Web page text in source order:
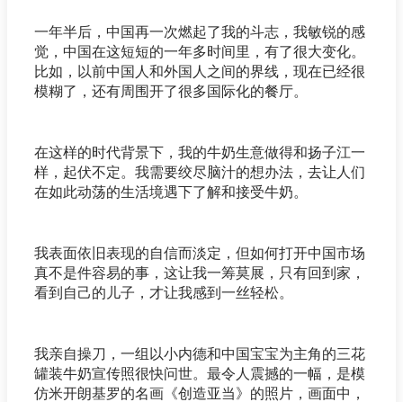
一年半后，中国再一次燃起了我的斗志，我敏锐的感
觉，中国在这短短的一年多时间里，有了很大变化。
比如，以前中国人和外国人之间的界线，现在已经很
模糊了，还有周围开了很多国际化的餐厅。
在这样的时代背景下，我的牛奶生意做得和扬子江一
样，起伏不定。我需要绞尽脑汁的想办法，去让人们
在如此动荡的生活境遇下了解和接受牛奶。
我表面依旧表现的自信而淡定，但如何打开中国市场
真不是件容易的事，这让我一筹莫展，只有回到家，
看到自己的儿子，才让我感到一丝轻松。
我亲自操刀，一组以小内德和中国宝宝为主角的三花
罐装牛奶宣传照很快问世。最令人震撼的一幅，是模
仿米开朗基罗的名画《创造亚当》的照片，画面中，